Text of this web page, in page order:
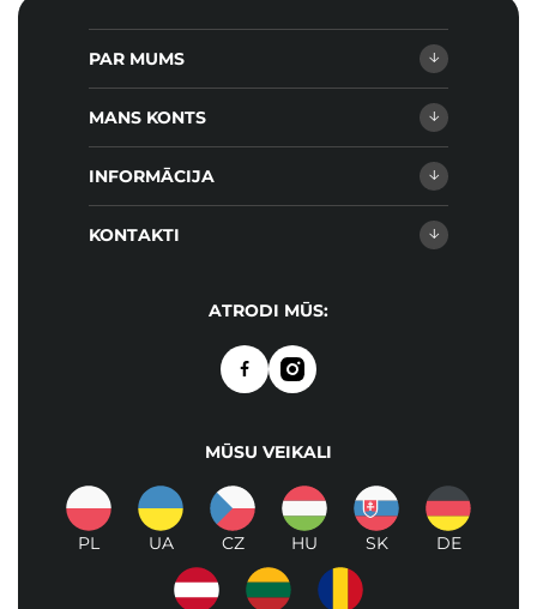
PAR MUMS
MANS KONTS
INFORMĀCIJA
KONTAKTI
ATRODI MŪS:
MŪSU VEIKALI
PL UA CZ HU SK DE